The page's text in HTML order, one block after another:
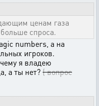
ценам газа
спроса.
numbers, а на
игроков.
я владею
а ты нет?( вопрос